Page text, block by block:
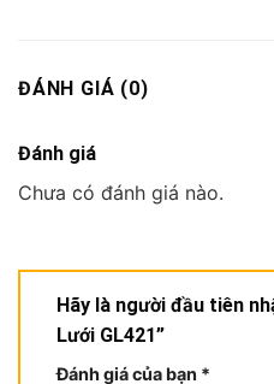
ĐÁNH GIÁ (0)
Đánh giá
Chưa có đánh giá nào.
Hãy là người đầu tiên
Lưới GL421”
Đánh giá của bạn *